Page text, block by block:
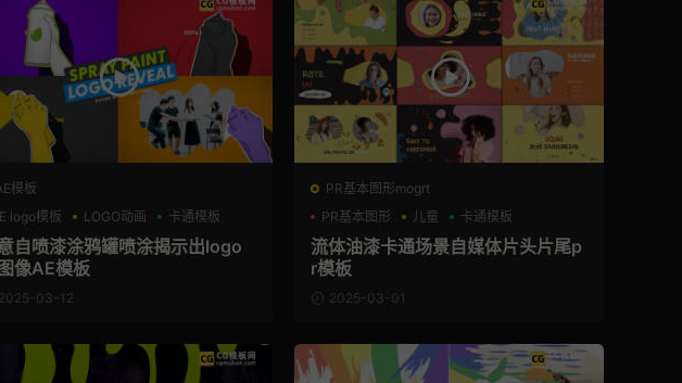
模板
logo模板
LOGO动画 卡通模板
自喷漆涂鸦罐喷涂揭示出logo
像AE模板
2025-03-12
PR基本图形mogrt
PR基本图形
儿童 卡通模板
流体油漆卡通场景自媒体片头片尾p
r模板
2025-03-01